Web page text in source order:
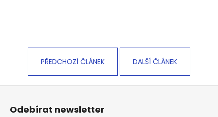
PŘEDCHOZÍ ČLÁNEK DALŠÍ ČLÁNEK
Z
Odebírat newsletter